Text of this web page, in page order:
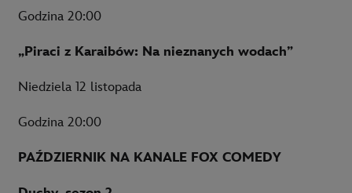
Godzina 20:00
„Piraci z Karaibów: Na nieznanych wodach”
Niedziela 12 listopada
Godzina 20:00
PAŹDZIERNIK NA KANALE FOX COMEDY